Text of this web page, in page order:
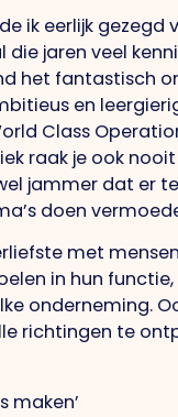
ik eerlijk
die jaren veel
het fantastisch
en
Class
raak je ook
jammer dat er
doen
met
in hun
onderneming.
richtingen te
maken’